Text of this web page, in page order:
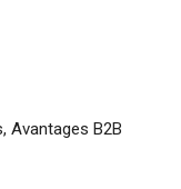
Avantages B2B